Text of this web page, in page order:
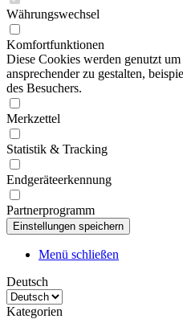
Währungswechsel
Komfortfunktionen
Diese Cookies werden genutzt
ansprechender zu gestalten,
des Besuchers.
Merkzettel
Statistik & Tracking
Endgeräteerkennung
Partnerprogramm
Menü schließen
Deutsch
Kategorien